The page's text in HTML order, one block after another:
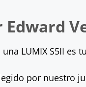
Edward
LUMIX S5II es
por nuestro